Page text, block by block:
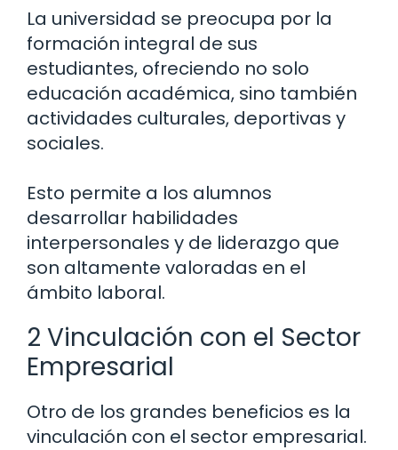
La universidad se preocupa por la
formación integral de sus
estudiantes, ofreciendo no solo
educación académica, sino también
actividades culturales, deportivas y
sociales.
Esto permite a los alumnos
desarrollar habilidades
interpersonales y de liderazgo que
son altamente valoradas en el
ámbito laboral.
2 Vinculación con el Sector
Empresarial
Otro de los grandes beneficios es la
vinculación con el sector empresarial.